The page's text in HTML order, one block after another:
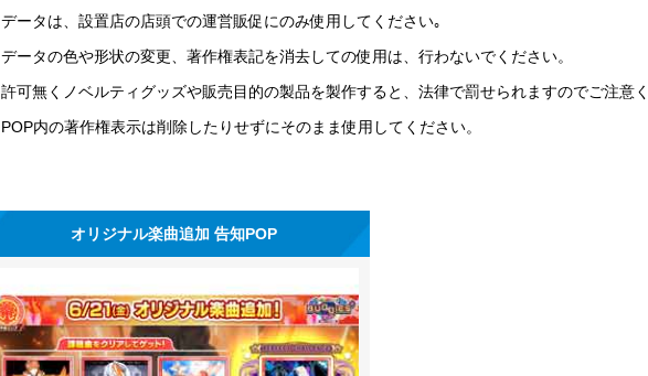
データは、設置店の店頭での運営販促にのみ使用してください｡
データの色や形状の変更、著作権表記を消去しての使用は、行わないでください。
許可無くノベルティグッズや販売目的の製品を製作すると、法律で罰せられますのでご注意
POP内の著作権表示は削除したりせずにそのまま使用してください。
オリジナル楽曲追加 告知POP